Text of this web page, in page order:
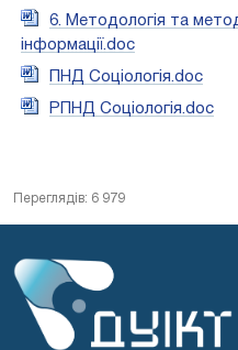
6. Методологія та
інформації.doc
ПНД Соціологія.doc
РПНД Соціологія.doc
Переглядів: 6 979